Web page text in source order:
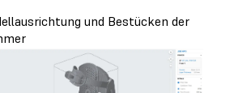
und Bestücken der